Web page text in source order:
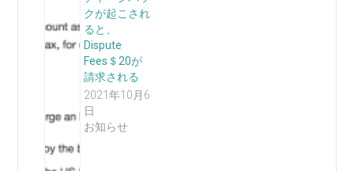
クが起こされ
ると、
Dispute
Fees＄20が
請求される
2021年10月6
日
お知らせ